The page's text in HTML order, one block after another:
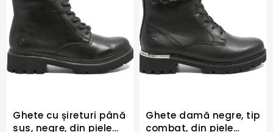
Ghete cu șireturi până
sus, negre, din piele
Ghete damă negre, tip
combat, din piele